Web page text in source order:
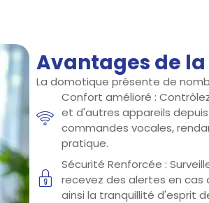
Avantages de
La domotique présente de
Confort amélioré :
et d'autres appareils
commandes vocales,
pratique.
Sécurité Renforcée :
recevez des alertes en
ainsi la tranquillité d'esprit